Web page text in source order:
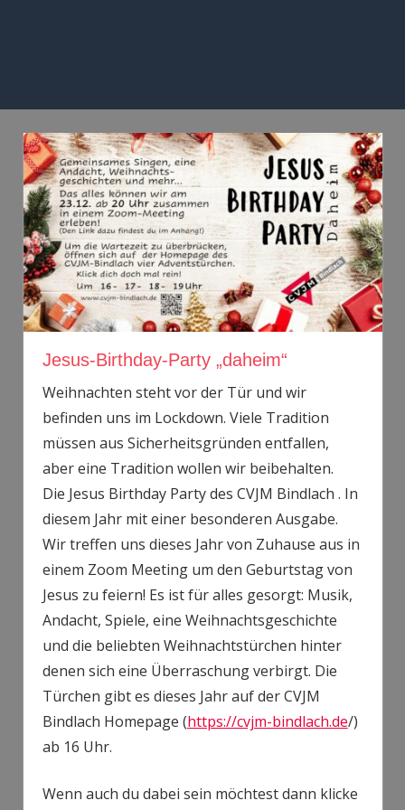
Jesus-Birthday-Party „daheim“
Weihnachten steht vor der Tür und wir
befinden uns im Lockdown. Viele Tradition
müssen aus Sicherheitsgründen entfallen,
aber eine Tradition wollen wir beibehalten.
Die Jesus Birthday Party des CVJM Bindlach . In
diesem Jahr mit einer besonderen Ausgabe.
Wir treffen uns dieses Jahr von Zuhause aus in
einem Zoom Meeting um den Geburtstag von
Jesus zu feiern! Es ist für alles gesorgt: Musik,
Andacht, Spiele, eine Weihnachtsgeschichte
und die beliebten Weihnachtstürchen hinter
denen sich eine Überraschung verbirgt. Die
Türchen gibt es dieses Jahr auf der CVJM
Bindlach Homepage (https://cvjm-bindlach.de/)
ab 16 Uhr.
Wenn auch du dabei sein möchtest dann klicke